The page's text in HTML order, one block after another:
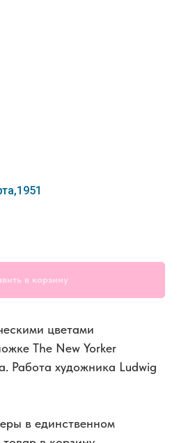
в корзину
цветами
The New Yorker
Работа художника Ludwig
в единственном